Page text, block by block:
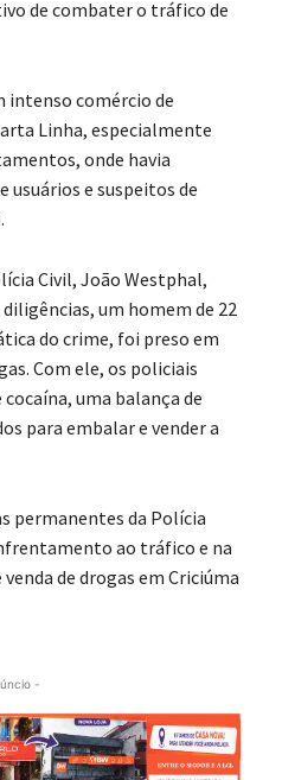
de combater o tráfico de
intenso comércio de
Linha, especialmente
onde havia
e suspeitos de
Civil, João Westphal,
um homem de 22
do crime, foi preso em
Com ele, os policiais
uma balança de
para embalar e vender a
permanentes da Polícia
ao tráfico e na
de drogas em Criciúma
-